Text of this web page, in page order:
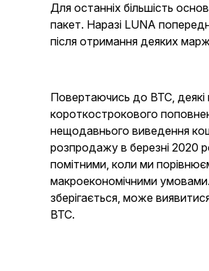
Для останніх більшість
пакет. Наразі LUNA
після отримання деяких
Повертаючись до BTC,
короткострокового
нещодавнього виведення
розпродажу в березні 2020
помітними, коли ми
макроекономічними
зберігається, може
BTC.